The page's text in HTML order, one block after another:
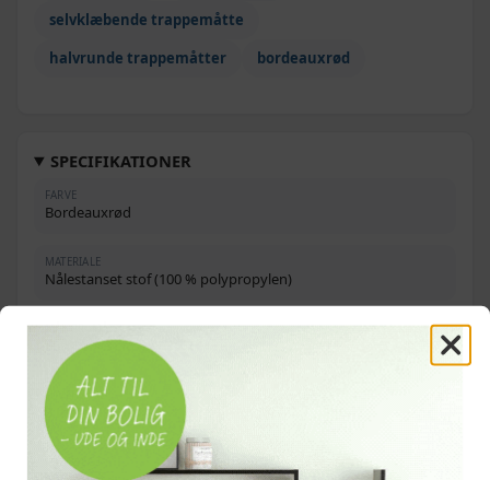
selvklæbende trappemåtte
halvrunde trappemåtter
bordeauxrød
SPECIFIKATIONER
FARVE
Bordeauxrød
MATERIALE
Nålestanset stof (100 % polypropylen)
MÅL PR. MÅTTE
56 × 17 × 3 cm (L × B × T)
LUVEHØJDE
3 mm
LUVEVÆGT
Mørkebrun - 65 x 21 x 4 cm - 15 stk
Mørkebrun - 56 x 17 x 3 cm - 10 stk
Lysebrun - 65 x 21 x 4 cm - 10 stk
349,-
Antracitgrå - 65 x 21 x 4 cm - 10 stk
504,-
Sort - 65 x 21 x 4 cm - 15 stk